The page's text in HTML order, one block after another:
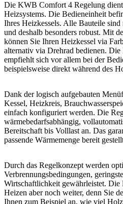
Die KWB Comfort 4 Regelung
Heizsystems. Die Bedieneinheit
Ihres Heizkessels. Alle Bauteile
und deshalb besonders robust. Mit
können Sie Ihren Heizkessel via
alternativ via Drehrad bedienen. Die
empfiehlt sich vor allem bei der
beispielsweise direkt während des
Dank der logisch aufgebauten
Kessel, Heizkreis,
einfach konfiguriert werden. Die
wärmebedarfsabhängig,
Bereitschaft bis Volllast an. Das
passende Wärmemenge bereit
Durch das Regelkonzept werden
Verbrennungsbedingungen,
Wirtschaftlichkeit gewährleistet. Die
Heizen aber noch weiter, denn Sie
Ihnen zum Beispiel an, wie viel